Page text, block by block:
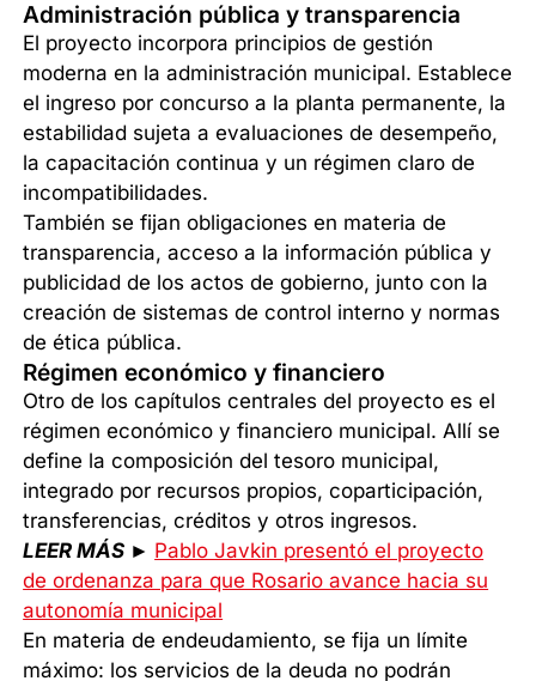
Administración pública y transparencia
El proyecto incorpora principios de gestión
moderna en la administración municipal. Establece
el ingreso por concurso a la planta permanente, la
estabilidad sujeta a evaluaciones de desempeño,
la capacitación continua y un régimen claro de
incompatibilidades.
También se fijan obligaciones en materia de
transparencia, acceso a la información pública y
publicidad de los actos de gobierno, junto con la
creación de sistemas de control interno y normas
de ética pública.
Régimen económico y financiero
Otro de los capítulos centrales del proyecto es el
régimen económico y financiero municipal. Allí se
define la composición del tesoro municipal,
integrado por recursos propios, coparticipación,
transferencias, créditos y otros ingresos.
LEER MÁS ► Pablo Javkin presentó el proyecto
de ordenanza para que Rosario avance hacia su
autonomía municipal
En materia de endeudamiento, se fija un límite
máximo: los servicios de la deuda no podrán